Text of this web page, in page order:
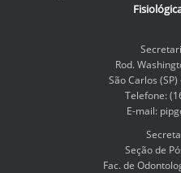
Rod.
São Carlos
Telefone:
E-mail:
Seção de
Fac. de